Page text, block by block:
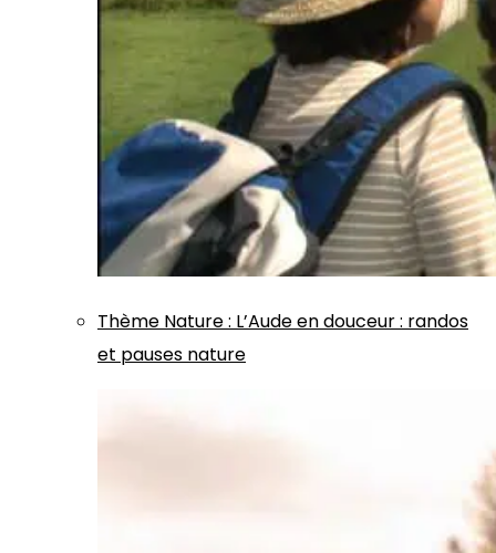
Thème Nature: L’Aude en douceur : randos
et pauses nature